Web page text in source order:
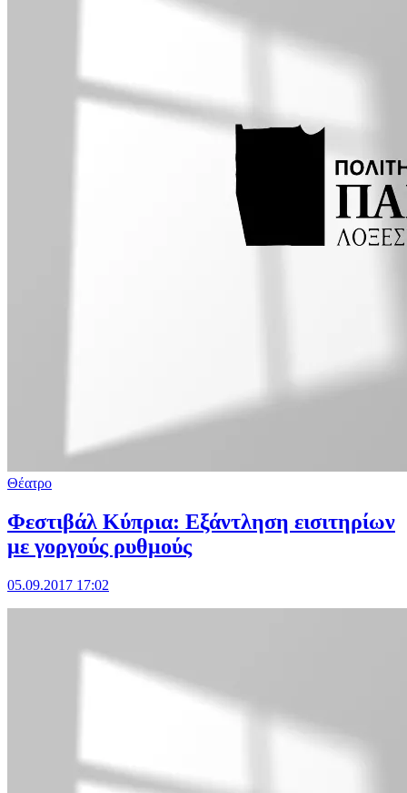
Θέατρο
Φεστιβάλ Κύπρια: Εξάντληση εισιτηρίων
με γοργούς ρυθμούς
05.09.2017 17:02